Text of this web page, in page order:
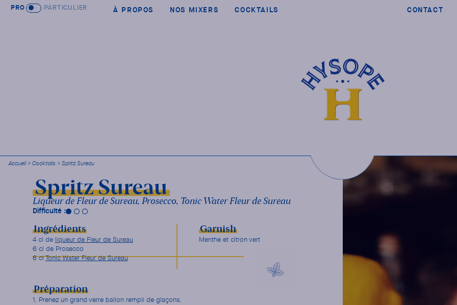
PRO PARTICULIER À PROPOS NOS MIXERS COCKTAILS CONTACT
Accueil> Cocktails > Spritz Sureau
Spritz Sureau
Liqueur de Fleur de Sureau, Prosecco, Tonic Water Fleur de Sureau
Difficulté :
Ingrédients
4 cl de liqueur de Fleur de Sureau
6 cl de Prosecco
6 clTonic Water Fleur de Sureau
Garnish
Menthe et citron vert
Préparation
Prenez un grand verre ballon rempli de glaçons.